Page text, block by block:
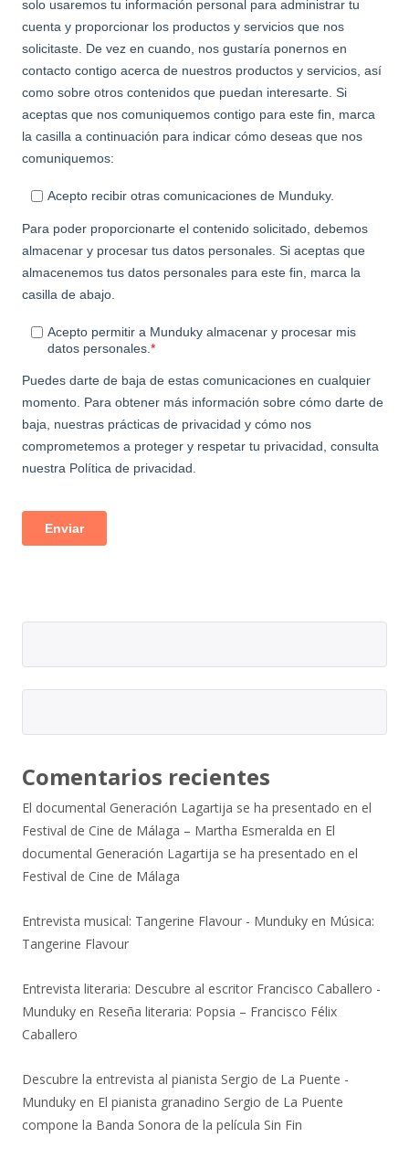
Comentarios recientes
El documental Generación Lagartija se ha presentado en el
Festival de Cine de Málaga – Martha Esmeralda en El
documental Generación Lagartija se ha presentado en el
Festival de Cine de Málaga
Entrevista musical: Tangerine Flavour - Munduky en Música:
Tangerine Flavour
Entrevista literaria: Descubre al escritor Francisco Caballero -
Munduky en Reseña literaria: Popsia – Francisco Félix
Caballero
Descubre la entrevista al pianista Sergio de La Puente -
Munduky en El pianista granadino Sergio de La Puente
compone la Banda Sonora de la película Sin Fin